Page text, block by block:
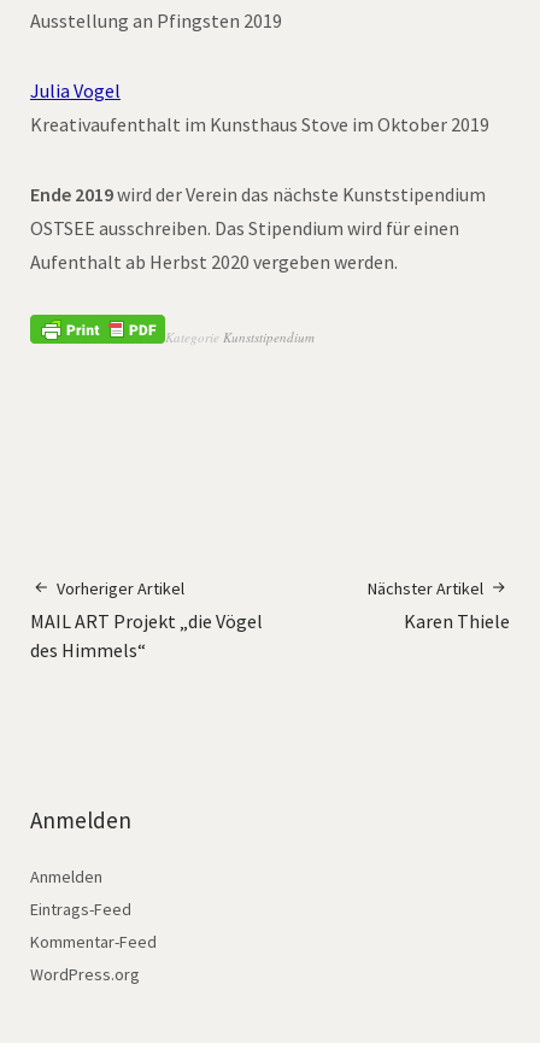
Ausstellung an Pfingsten 2019
Julia Vogel
Kreativaufenthalt im Kunsthaus Stove im Oktober 2019
Ende 2019wird der Verein das nächste Kunststipendium
OSTSEE ausschreiben. Das Stipendium wird für einen
Aufenthalt ab Herbst 2020 vergeben werden.
Kategorie Kunststipendium
Vorheriger Artikel
MAIL ART Projekt „die Vögel
des Himmels“
Nächster Artikel
Karen Thiele
Anmelden
Anmelden
Eintrags-Feed
Kommentar-Feed
WordPress.org